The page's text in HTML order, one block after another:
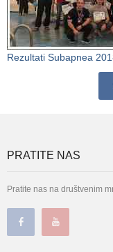
Rezultati Subapnea
PRATITE NAS
Pratite nas na društvenim